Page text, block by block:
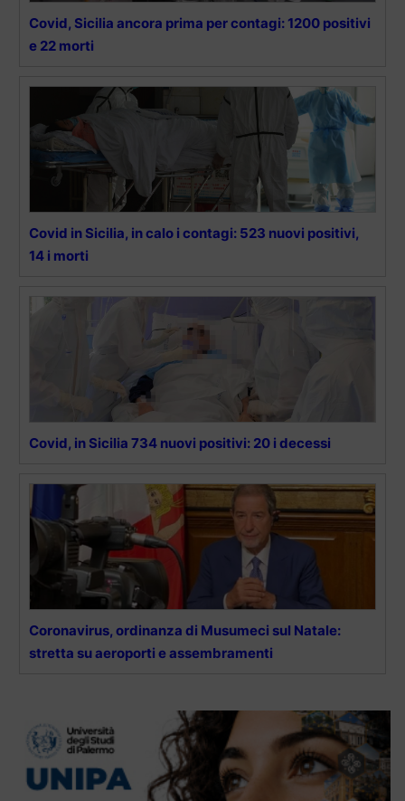
Covid, Sicilia ancora prima per contagi: 1200 positivi
e 22 morti
Covid in Sicilia, in calo i contagi: 523 nuovi positivi,
14 i morti
Covid, in Sicilia 734 nuovi positivi: 20 i decessi
Coronavirus, ordinanza di Musumeci sul Natale:
stretta su aeroporti e assembramenti